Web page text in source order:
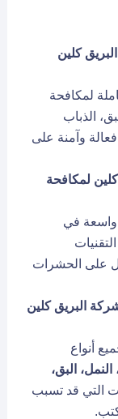
كلين
لمكافحة
الذباب
وآمنة على
لمكافحة
واسعة في
على الحشرات
البريق كلين
أنواع
البق،
التي قد تسبب